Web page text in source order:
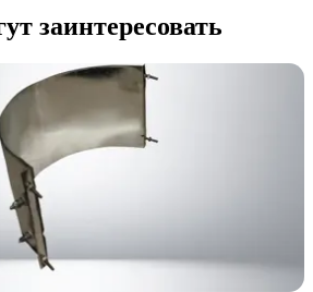
заинтересовать